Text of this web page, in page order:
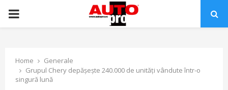
PRIMARY
Home
Generale
Grupul Chery depășește 240.000 de unități vândute într-o
singură lună